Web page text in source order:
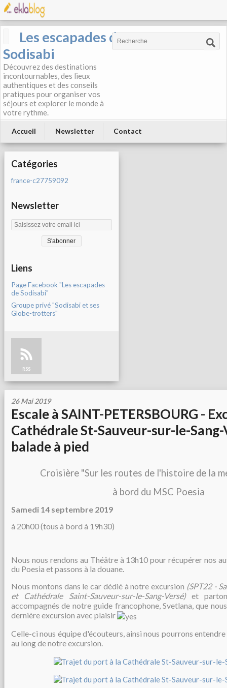
Les escapades de
Sodisabi
Découvrez des destinations
incontournables, des lieux
authentiques et des conseils
pratiques pour organiser vos
séjours et explorer le monde à
votre rythme.
Accueil Newsletter Contact
Catégories
france-c27759092
Newsletter
Liens
Page Facebook "Les escapades
de Sodisabi"
Groupe privé "Sodisabi et ses
Globe-trotters"
RSS
26 Mai 2019
Escale à SAINT-PETERSBOURG -
Cathédrale St-Sauveur-sur-le-Sang-
balade à pied
Croisière "Sur les routes de l'histoire de la
à bord du MSC Poesia
Samedi 14 septembre 2019
à 20h00(tous à bord à 19h30)
Nous nous rendons au Théâtre à 13h10 pour récupérer nos
du Poesia et passons à la douane.
Nous montons dans le car dédié à notre excursion (SPT22 -
et Cathédrale Saint-Sauveur-sur-le-Sang-Versé) et
accompagnés de notre guide francophone, Svetlana, que
dernière excursion avec plaisir
Celle-ci nous équipe d'écouteurs, ainsi nous pourrons
au long de notre excursion.